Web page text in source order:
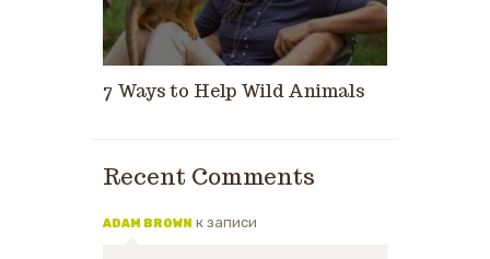
7 Ways to Help Wild Animals
Recent Comments
ADAM BROWN к записи